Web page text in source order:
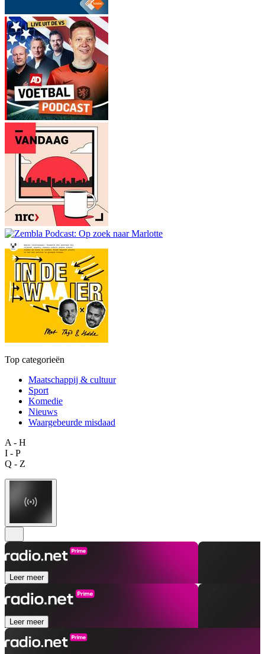
Top categorieën
Maatschappij & cultuur
Sport
Komedie
Nieuws
Waargebeurde misdaad
A - H
I - P
Q - Z
Leer meer
Leer meer